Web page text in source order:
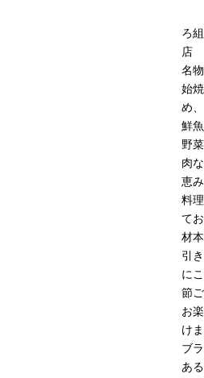
ろ
店
名
始
め
鮮
野
肉
恵
料
て
材
引
に
節
お
け
ブ
あ